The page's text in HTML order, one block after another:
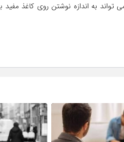
به اندازه نوشتن روی کاغذ مفید